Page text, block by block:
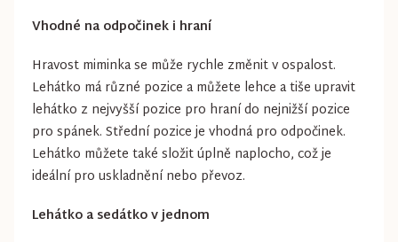
Vhodné na odpočinek i hraní
Hravost miminka se může rychle změnit v ospalost.
Lehátko má různé pozice a můžete lehce a tiše upravit
lehátko z nejvyšší pozice pro hraní do nejnižší pozice
pro spánek. Střední pozice je vhodná pro odpočinek.
Lehátko můžete také složit úplně naplocho, což je
ideální pro uskladnění nebo převoz.
Lehátko a sedátko v jednom